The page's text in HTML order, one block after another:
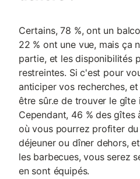
Certains, 78 %, ont un
22 % ont une vue, mais ça
partie, et les disponibilités
restreintes. Si c'est pour
anticiper vos recherches,
être sûr.e de trouver le gîte
Cependant, 46 % des gîtes
où vous pourrez profiter
déjeuner ou dîner dehors,
les barbecues, vous serez
en sont équipés.